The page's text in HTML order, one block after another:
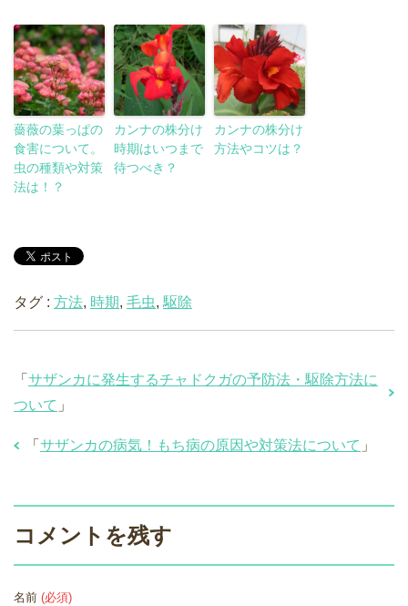
薔薇の葉っぱの
食害について。
虫の種類や対策
法は！？
カンナの株分け
時期はいつまで
待つべき？
カンナの株分け
方法やコツは？
タグ : 方法, 時期, 毛虫, 駆除
「 サザンカに発生するチャドクガの予防法・駆除方法に
ついて 」
「 サザンカの病気！もち病の原因や対策法について 」
コメントを残す
名前 (必須)